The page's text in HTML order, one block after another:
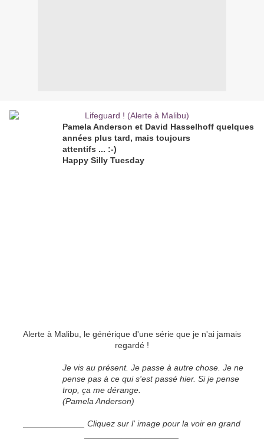
Pamela Anderson et David Hasselhoff quelques
années plus tard, mais toujours
attentifs ... :-)
Happy Silly Tuesday
Alerte à Malibu, le générique d'une série que je n'ai jamais
regardé !
Je vis au présent. Je passe à autre chose. Je ne
pense pas à ce qui s'est passé hier. Si je pense
trop, ça me dérange.
(Pamela Anderson)
_____________ Cliquez sur l' image pour la voir en grand